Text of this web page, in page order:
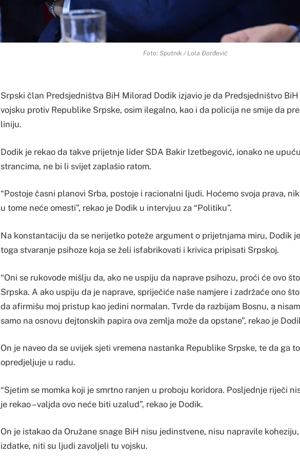
Foto: Sputnik / Lola Đorđević
Srpski član Predsjedništva BiH Milorad Dodik izjavio je da Predsjedništvo BiH
vojsku protiv Republike Srpske, osim ilegalno, kao i da policija ne smije da
liniju.
Dodik je rekao da takve prijetnje lider SDA Bakir Izetbegović, ionako ne
strancima, ne bi li svijet zaplašio ratom.
“Postoje časni planovi Srba, postoje i racionalni ljudi. Hoćemo svoja prava,
u tome neće omesti”, rekao je Dodik u intervjuu za “Politiku”.
Na konstantaciju da se nerijetko poteže argument o prijetnjama miru, Dodik
toga stvaranje psihoze koja se želi isfabrikovati i krivica pripisati Srpskoj.
“Oni se rukovode mišlju da, ako ne uspiju da naprave psihozu, proći će ovo
Srpska. A ako uspiju da je naprave, spriječiće naše namjere i zadržaće ono
da afirmišu moj pristup kao jedini normalan. Tvrde da razbijam Bosnu, a
samo na osnovu dejtonskih papira ova zemlja može da opstane”, rekao je
On je naveo da se uvijek sjeti vremena nastanka Republike Srpske, te da ga
opredjeljuje u radu.
“Sjetim se momka koji je smrtno ranjen u proboju koridora. Posljednje riječi
je rekao – valjda ovo neće biti uzalud”, rekao je Dodik.
On je istakao da Oružane snage BiH nisu jedinstvene, nisu napravile
izdatke, niti su ljudi zavoljeli tu vojsku.